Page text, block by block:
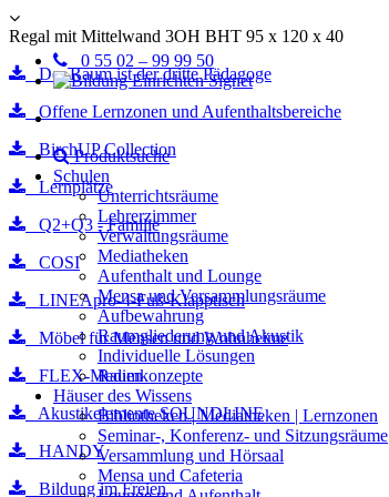
Regal mit Mittelwand 3OH BHT 95 x 120 x 40
Der Raum ist der dritte Pädagoge
Offene Lernzonen und Aufenthaltsbereiche
BirchUP Collection
Lernplätze
Q2+Q3 - Familie
COSI
LINEApro-4-Fuß-Klapptisch
Möbel für Mensen und Wohnheime
FLEX-Medien
Akustikelemente SOUNDLINE
HANDY
Bildung im Freien
0 55 02 – 99 99 50
Produktsuche
Schulen
Unterrichtsräume
Lehrerzimmer
Verwaltungsräume
Mediatheken
Aufenthalt und Lounge
Mensa und Versammlungsräume
Aufbewahrung
Raumgliederung und Akustik
Individuelle Lösungen
Raumkonzepte
Häuser des Wissens
Bibliotheken | Mediatheken | Lernzonen
Seminar-, Konferenz- und Sitzungsräume
Versammlung und Hörsaal
Mensa und Cafeteria